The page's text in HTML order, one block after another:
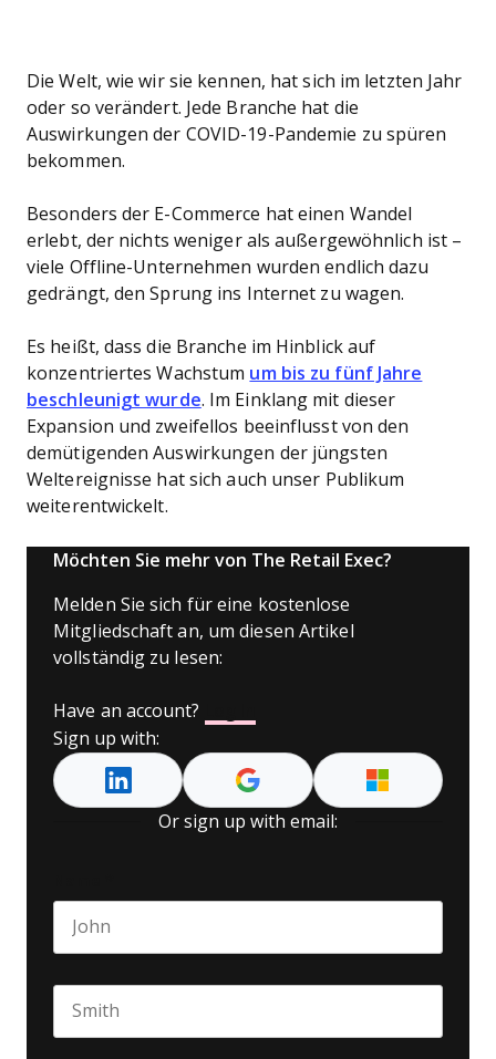
Die Welt, wie wir sie kennen, hat sich im letzten Jahr
oder so verändert. Jede Branche hat die
Auswirkungen der COVID-19-Pandemie zu spüren
bekommen.
Besonders der E-Commerce hat einen Wandel
erlebt, der nichts weniger als außergewöhnlich ist –
viele Offline-Unternehmen wurden endlich dazu
gedrängt, den Sprung ins Internet zu wagen.
Es heißt, dass die Branche im Hinblick auf
konzentriertes Wachstum um bis zu fünf Jahre
beschleunigt wurde. Im Einklang mit dieser
Expansion und zweifellos beeinflusst von den
demütigenden Auswirkungen der jüngsten
Weltereignisse hat sich auch unser Publikum
weiterentwickelt.
Möchten Sie mehr von The Retail Exec?
Melden Sie sich für eine kostenlose
Mitgliedschaft an, um diesen Artikel
vollständig zu lesen:
Have an account?
Sign up with:
Or sign up with email: